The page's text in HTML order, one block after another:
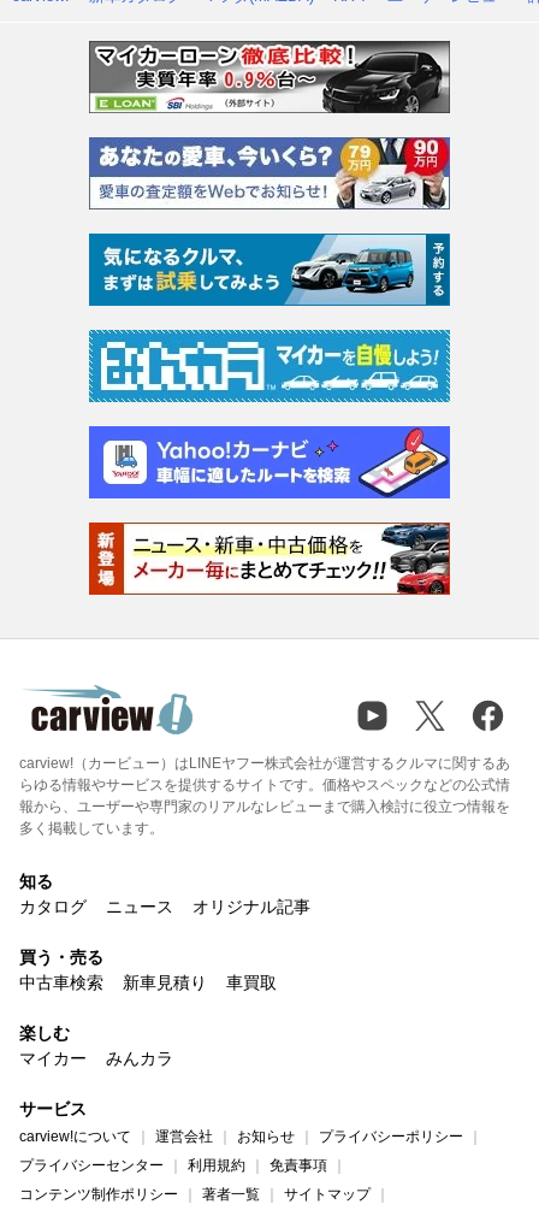
carview!（カービュー）はLINEヤフー株式会社が運営するクルマに関するあ
らゆる情報やサービスを提供するサイトです。価格やスペックなどの公式情
報から、ユーザーや専門家のリアルなレビューまで購入検討に役立つ情報を
多く掲載しています。
知る
カタログ
ニュース オリジナル記事
買う・売る
中古車検索
新車見積り 車買取
楽しむ
マイカー
みんカラ
サービス
carview!について 運営会社 お知らせ
プライバシーポリシー
プライバシーセンター
利用規約
免責事項
コンテンツ制作ポリシー
著者一覧
サイトマップ